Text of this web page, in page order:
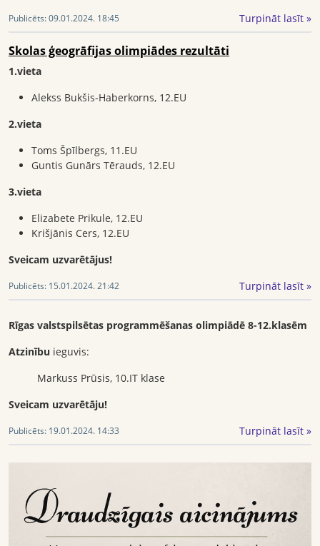
Publicēts:09.01.2024. 18:45 Turpināt lasīt »
Skolas ģeogrāfijas olimpiādes rezultāti
1.vieta
Alekss Bukšis-Haberkorns, 12.EU
2.vieta
Toms Špīlbergs, 11.EU
Guntis Gunārs Tērauds, 12.EU
3.vieta
Elizabete Prikule, 12.EU
Krišjānis Cers, 12.EU
Sveicam uzvarētājus!
Publicēts: 15.01.2024. 21:42 Turpināt lasīt »
Rīgas valstspilsētas programmēšanas olimpiādē 8-12.klasēm
Atzinību ieguvis:
Markuss Prūsis, 10.IT klase
Sveicam uzvarētāju!
Publicēts: 19.01.2024. 14:33 Turpināt lasīt »